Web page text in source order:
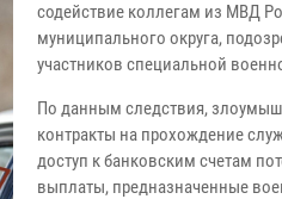
содействие коллегам из МВД
муниципального округа,
участников специальной
По данным следствия,
контракты на прохождение
доступ к банковским счетам
выплаты, предназначенные